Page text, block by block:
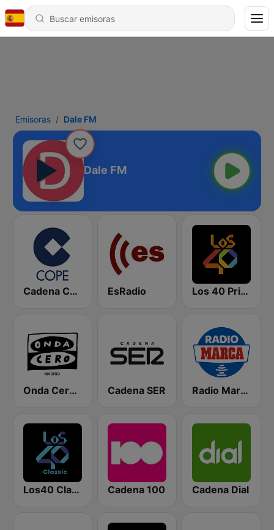
Emisoras Dale FM
Dale FM
Cadena COPE EsRadio Los 40 Principales
Onda Cero Madrid Cadena SER Radio Marca Nacional
Los40 Classic Cadena 100 Cadena Dial